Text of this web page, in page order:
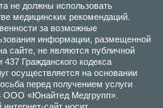
не должны использовать
медицинских рекомендаций.
за возможные
информации, размещенной
сайте, не являются публичной
Гражданского кодекса
осуществляется на основании
перед получением услуги
ООО «Юнайтед Медгрупп».